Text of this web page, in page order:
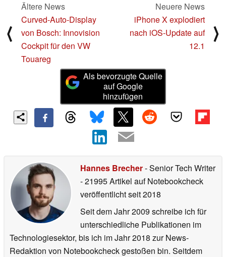
⟨
Ältere News
Curved-Auto-Display
von Bosch: Innovision
Cockpit für den VW
Touareg
Neuere News
iPhone X explodiert
nach iOS-Update auf
12.1
⟩
Als bevorzugte Quelle
auf Google
hinzufügen
Hannes Brecher- Senior Tech Writer
- 21995 Artikel auf Notebookcheck
veröffentlichtseit 2018
Seit dem Jahr 2009 schreibe ich für
unterschiedliche Publikationen im
Technologiesektor, bis ich im Jahr 2018 zur News-
Redaktion von Notebookcheck gestoßen bin. Seitdem